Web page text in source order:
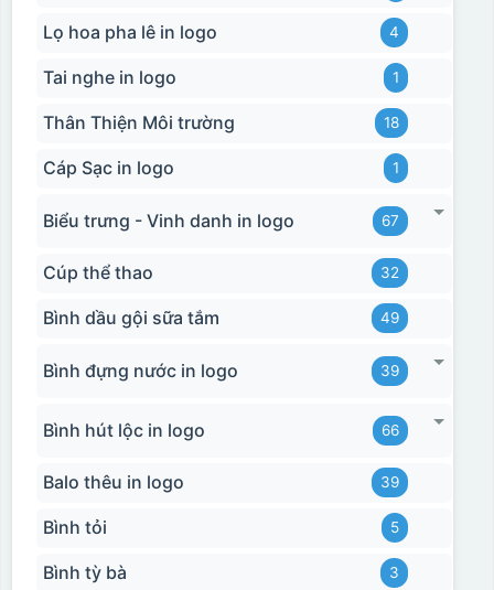
Hộp xi 2 cốc
Hộp xi biểu trưng
Lọ hoa pha lê in logo 4
Tai nghe in logo 1
Thân Thiện Môi trường 18
Cáp Sạc in logo 1
Biểu trưng - Vinh danh in logo 67
Cúp thể thao 32
Bình dầu gội sữa tắm 49
Bình đựng nước in logo 39
Bình hút lộc in logo 66
Balo thêu in logo 39
Bình tỏi 5
Bình tỳ bà 3